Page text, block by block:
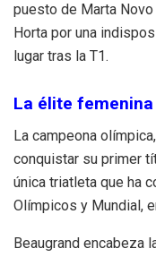
puesto de Marta
Horta por una
lugar tras la T1.
La élite
La campeona
conquistar su primer
única triatleta que ha
Olímpicos y Mundial,
Beaugrand encabeza